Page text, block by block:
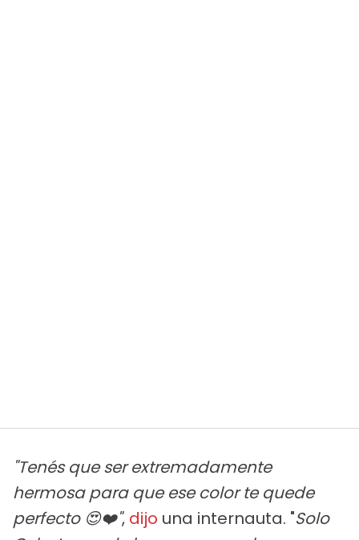
"Tenés que ser extremadamente
hermosa para que ese color te quede
perfecto 😍❤️", dijo una internauta. "Solo